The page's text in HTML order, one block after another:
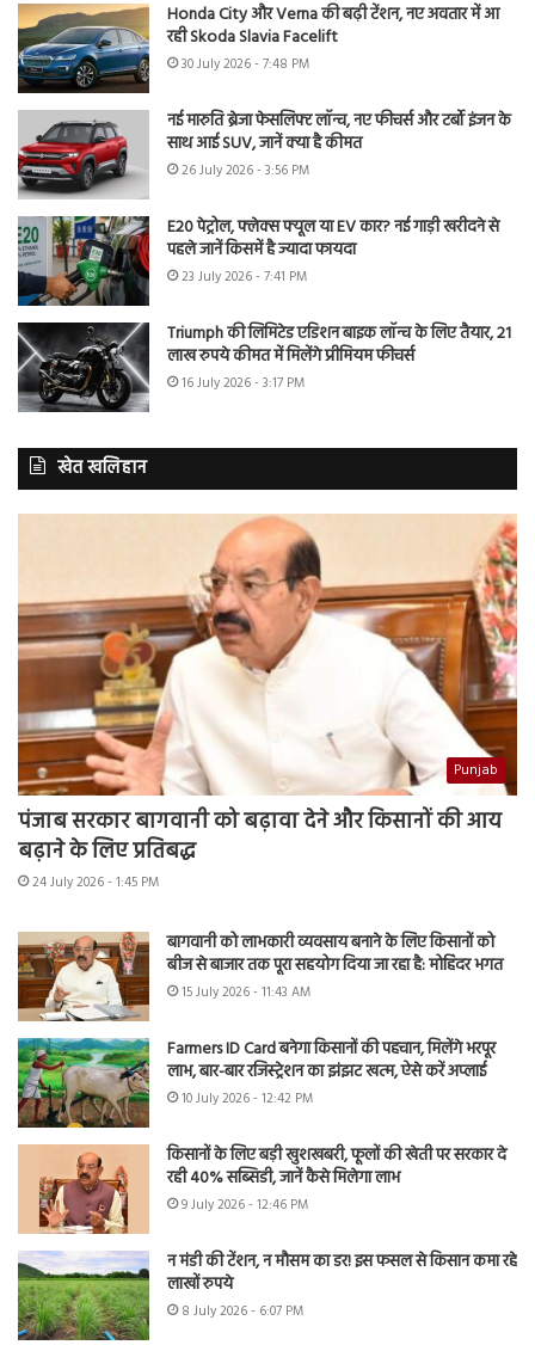
Honda City और Verna की बढ़ी टेंशन, नए अवतार में आ
रही Skoda Slavia Facelift
30 July 2026 - 7:48 PM
नई मारुति ब्रेजा फेसलिफ्ट लॉन्च, नए फीचर्स और टर्बो इंजन के
साथ आई SUV, जानें क्या है कीमत
26 July 2026 - 3:56 PM
E20 पेट्रोल, फ्लेक्स फ्यूल या EV कार? नई गाड़ी खरीदने से
पहले जानें किसमें है ज्यादा फायदा
23 July 2026 - 7:41 PM
Triumph की लिमिटेड एडिशन बाइक लॉन्च के लिए तैयार, 21
लाख रुपये कीमत में मिलेंगे प्रीमियम फीचर्स
16 July 2026 - 3:17 PM
खेत खलिहान
Punjab
पंजाब सरकार बागवानी को बढ़ावा देने और किसानों की आय
बढ़ाने के लिए प्रतिबद्ध
24 July 2026 - 1:45 PM
बागवानी को लाभकारी व्यवसाय बनाने के लिए किसानों को
बीज से बाजार तक पूरा सहयोग दिया जा रहा है: मोहिंदर भगत
15 July 2026 - 11:43 AM
Farmers ID Card बनेगा किसानों की पहचान, मिलेंगे भरपूर
लाभ, बार-बार रजिस्ट्रेशन का झंझट खत्म, ऐसे करें अप्लाई
10 July 2026 - 12:42 PM
किसानों के लिए बड़ी खुशखबरी, फूलों की खेती पर सरकार दे
रही 40% सब्सिडी, जानें कैसे मिलेगा लाभ
9 July 2026 - 12:46 PM
न मंडी की टेंशन, न मौसम का डर! इस फसल से किसान कमा रहे
लाखों रुपये
8 July 2026 - 6:07 PM